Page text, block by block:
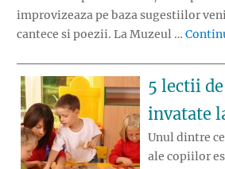
improvizeaza pe baza sugestiilor
cantece si poezii. La Muzeul …
5 lectii
invatate
Unul dintre
ale copiilor